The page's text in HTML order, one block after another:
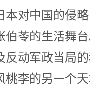
本对中国的侵
苓的生活舞
反动军政当局
风桃李的另一